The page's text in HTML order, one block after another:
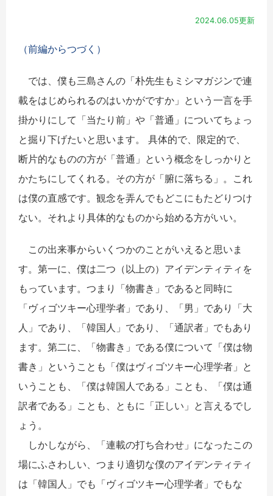
2024.06.05更新
（前編からつづく）
では、僕も三島さんの「朴先生もミシマガジンで連
載をはじめられるのはいかがですか」という一言を手
掛かりにして「当たり前」や「普通」についてちょっ
と掘り下げたいと思います。 具体的で、限定的で、
断片的なものの方が「普通」という概念をしっかりと
かたちにしてくれる。その方が「腑に落ちる」。これ
は僕の直感です。観念を弄んでもどこにもたどりつけ
ない。それより具体的なものから始める方がいい。
この出来事からいくつかのことがいえると思いま
す。第一に、僕は二つ（以上の）アイデンティティを
もっています。つまり「物書き」であると同時に
「ヴィゴツキー心理学者」であり、「男」であり「大
人」であり、「韓国人」であり、「通訳者」でもあり
ます。第二に、「物書き」である僕について「僕は物
書き」ということも「僕はヴィゴツキー心理学者」と
いうことも、「僕は韓国人である」ことも、「僕は通
訳者である」ことも、ともに「正しい」と言えるでし
ょう。
しかしながら、「連載の打ち合わせ」になったこの
場にふさわしい、つまり適切な僕のアイデンティティ
は「韓国人」でも「ヴィゴツキー心理学者」でもな